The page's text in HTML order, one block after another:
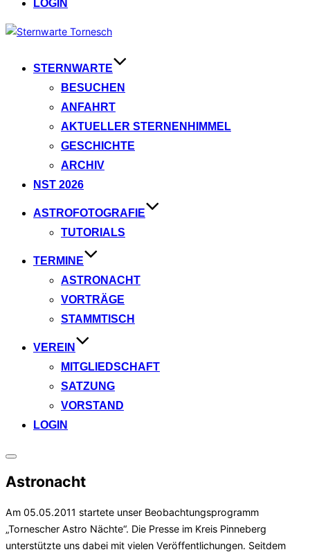
LOGIN
Zum
springenSTERNWARTE
BESUCHEN
ANFAHRT
AKTUELLER STERNENHIMMEL
GESCHICHTE
ARCHIV
NST 2026
ASTROFOTOGRAFIE
TUTORIALS
TERMINE
ASTRONACHT
VORTRÄGE
STAMMTISCH
VEREIN
MITGLIEDSCHAFT
SATZUNG
VORSTAND
LOGIN
Seitenleiste
Navigation
Astronacht
Am 05.05.2011 startete unser Beobachtungsprogramm
„Tornescher Astro Nächte“. Die Presse im Kreis Pinneberg
unterstützte uns dabei mit vielen Veröffentlichungen. Seitdem